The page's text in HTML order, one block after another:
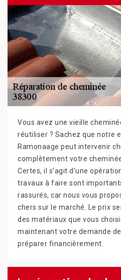
Vous avez une vieille
réutiliser ? Sachez que notre
Ramonaage peut intervenir
complètement votre
Certes, il s’agit d’une
travaux à faire sont
rassurés, car nous vous
chers sur le marché. Le prix
des matériaux que vous
maintenant votre demande
préparer financièrement.